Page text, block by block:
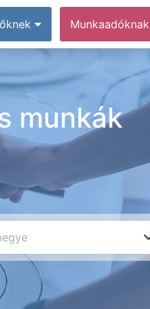
Munkaadóknak
munkák